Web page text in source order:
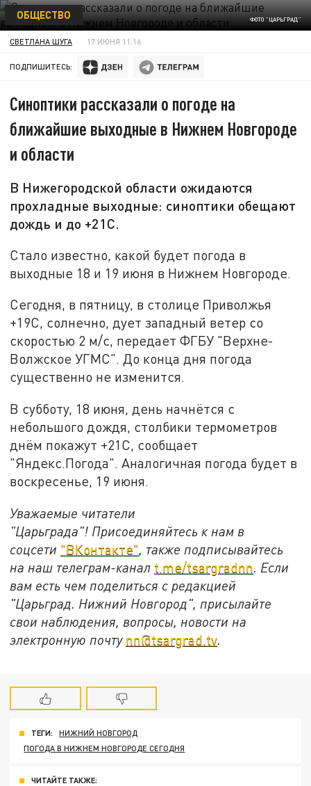
ФОТО "ЦАРЬГРАД"
ОБЩЕСТВО
СВЕТЛАНА ШУГА 17 ИЮНЯ 11:16
ПОДПИШИТЕСЬ:
Синоптики рассказали о погоде на
ближайшие выходные в Нижнем Новгороде
и области
В Нижегородской области ожидаются
прохладные выходные: синоптики обещают
дождь и до +21С.
Стало известно, какой будет погода в
выходные 18 и 19 июня в Нижнем Новгороде.
Сегодня, в пятницу, в столице Приволжья
+19С, солнечно, дует западный ветер со
скоростью 2 м/c, передает ФГБУ "Верхне-
Волжское УГМС". До конца дня погода
существенно не изменится.
В субботу, 18 июня, день начнётся с
небольшого дождя, столбики термометров
днём покажут +21С, сообщает
"Яндекс.Погода". Аналогичная погода будет в
воскресенье, 19 июня.
Уважаемые читатели
"Царьграда"! Присоединяйтесь к нам в
соцсети "ВКонтакте", также подписывайтесь
на наш телеграм-канал t.me/tsargradnn. Если
вам есть чем поделиться с редакцией
"Царьград. Нижний Новгород", присылайте
свои наблюдения, вопросы, новости на
электронную почту nn@tsargrad.tv.
ТЕГИ:
НИЖНИЙ НОВГОРОД
ПОГОДА В НИЖНЕМ НОВГОРОДЕ СЕГОДНЯ
ЧИТАЙТЕ ТАКЖЕ: